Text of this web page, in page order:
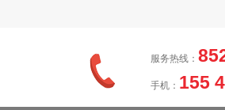
服务热线：
手机： 155